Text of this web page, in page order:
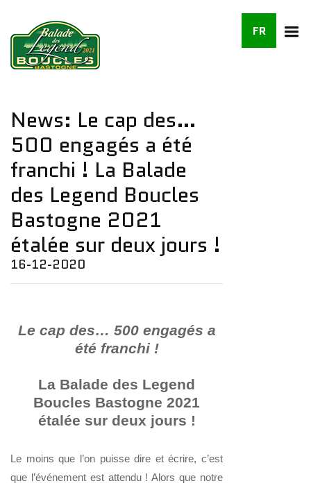
FR
News: Le cap des…
500 engagés a été
franchi ! La Balade
des Legend Boucles
Bastogne 2021
étalée sur deux jours !
16-12-2020
Le cap des… 500 engagés a
été franchi !
La Balade des Legend
Boucles Bastogne 2021
étalée sur deux jours !
Le moins que l’on puisse dire et écrire, c’est
que l’événement est attendu ! Alors que notre